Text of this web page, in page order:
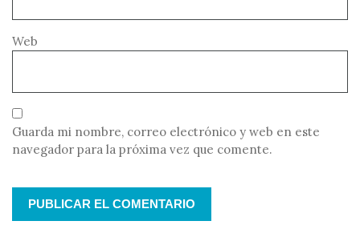
Web
Guarda mi nombre, correo electrónico y web en este
navegador para la próxima vez que comente.